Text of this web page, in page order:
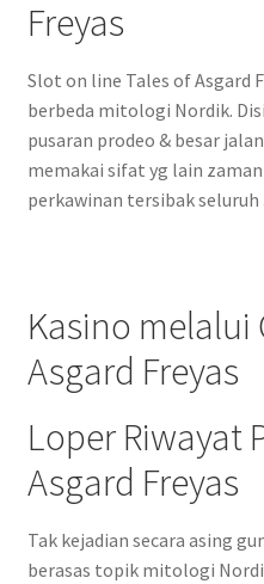
Freyas
Slot on line Tales of Asgard
berbeda mitologi Nordik.
pusaran prodeo & besar
memakai sifat yg lain
perkawinan tersibak
Kasino melalui
Asgard Freyas
Loper Riwayat
Asgard Freyas
Tak kejadian secara asing
berasas topik mitologi